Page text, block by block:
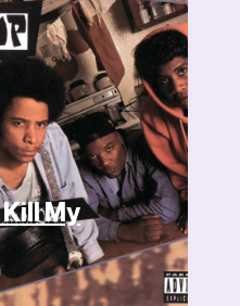
Kill My